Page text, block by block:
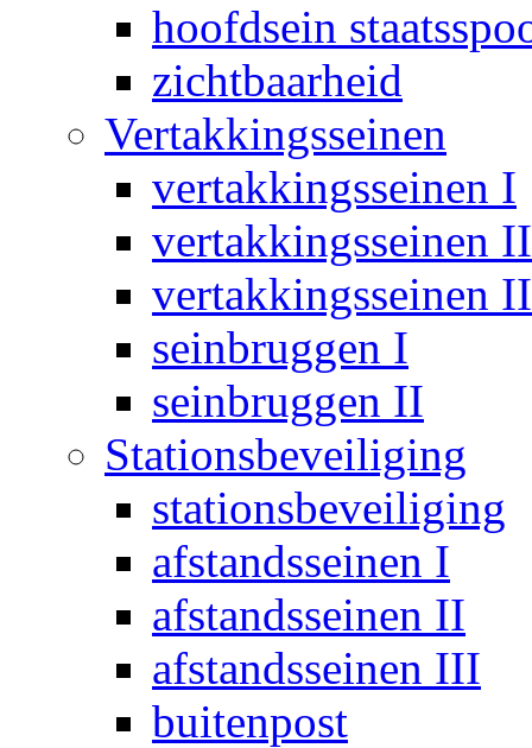
hoofdsein
zichtbaarheid
Vertakkingsseinen
vertakkingsseinen I
vertakkingsseinen II
vertakkingsseinen
seinbruggen I
seinbruggen II
Stationsbeveiliging
stationsbeveiliging
afstandsseinen I
afstandsseinen II
afstandsseinen III
buitenpost